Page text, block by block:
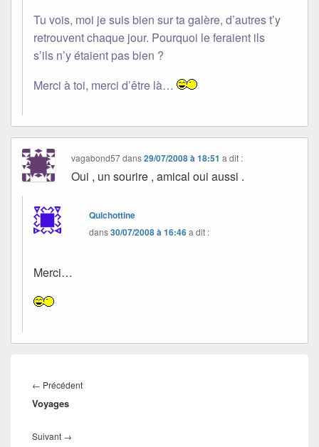
Tu vois, moi je suis bien sur ta galère, d’autres t’y
retrouvent chaque jour. Pourquoi le feraient ils
s’ils n’y étaient pas bien ?
Merci à toi, merci d’être là…
vagabond57dans29/07/2008 à 18:51 a dit :
Oui , un sourire , amical oui aussi .
Quichottine
dans30/07/2008 à 16:46a dit :
Merci…
de
l’article
← PrécédentArticle
Voyages
Suivant →